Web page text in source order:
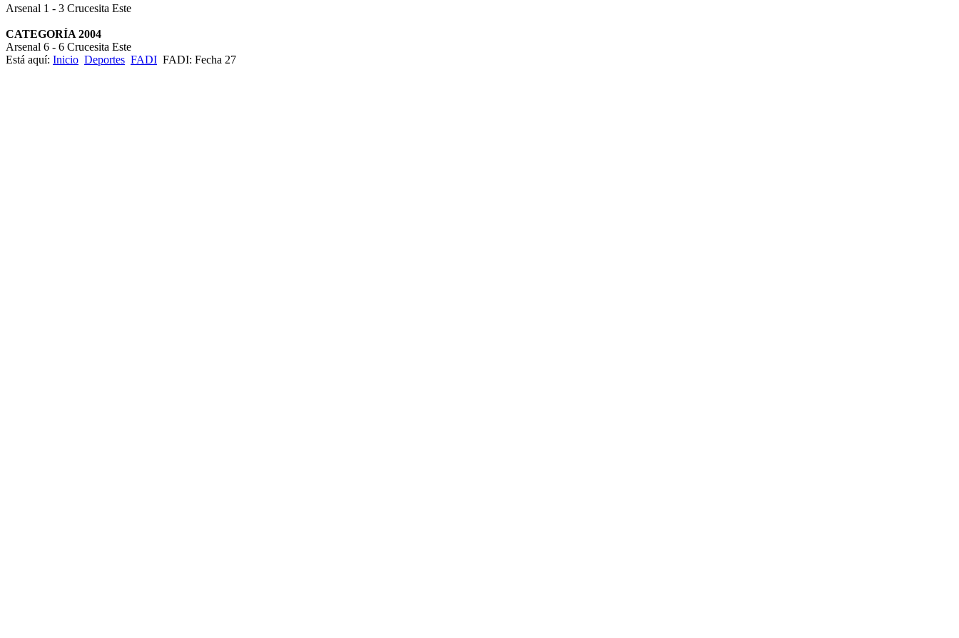
Arsenal 1 - 3 Crucesita Este
CATEGORÍA 2004
Arsenal 6 - 6 Crucesita Este
Está aquí: Inicio Deportes FADI FADI: Fecha 27